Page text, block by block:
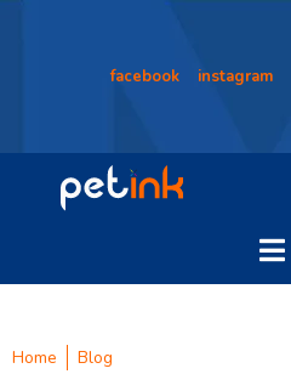
facebook instagram
Home Blog